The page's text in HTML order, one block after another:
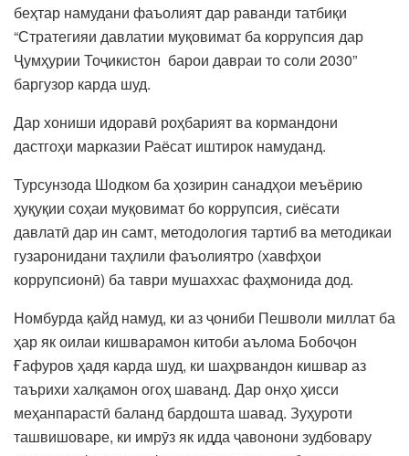
беҳтар намудани фаъолият дар раванди татбиқи
“Стратегияи давлатии муқовимат ба коррупсия дар
Ҷумҳурии Тоҷикистон барои давраи то соли 2030”
баргузор карда шуд.
Дар хониши идоравӣ роҳбарият ва кормандони
дастгоҳи марказии Раёсат иштирок намуданд.
Турсунзода Шодком ба ҳозирин санадҳои меъёрию
ҳуқуқии соҳаи муқовимат бо коррупсия, сиёсати
давлатӣ дар ин самт, методология тартиб ва методикаи
гузаронидани таҳлили фаъолиятро (хавфҳои
коррупсионӣ) ба таври мушаххас фаҳмонида дод.
Номбурда қайд намуд, ки аз ҷониби Пешволи миллат ба
ҳар як оилаи кишварамон китоби аълома Бобоҷон
Ғафуров ҳадя карда шуд, ки шаҳрвандон кишвар аз
таърихи халқамон огоҳ шаванд. Дар онҳо ҳисси
меҳанпарастӣ баланд бардошта шавад. Зуҳуроти
ташвишоваре, ки имрӯз як идда ҷавонони зудбовару